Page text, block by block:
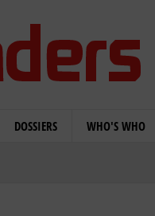
DOSSIERS WHO'S WHO